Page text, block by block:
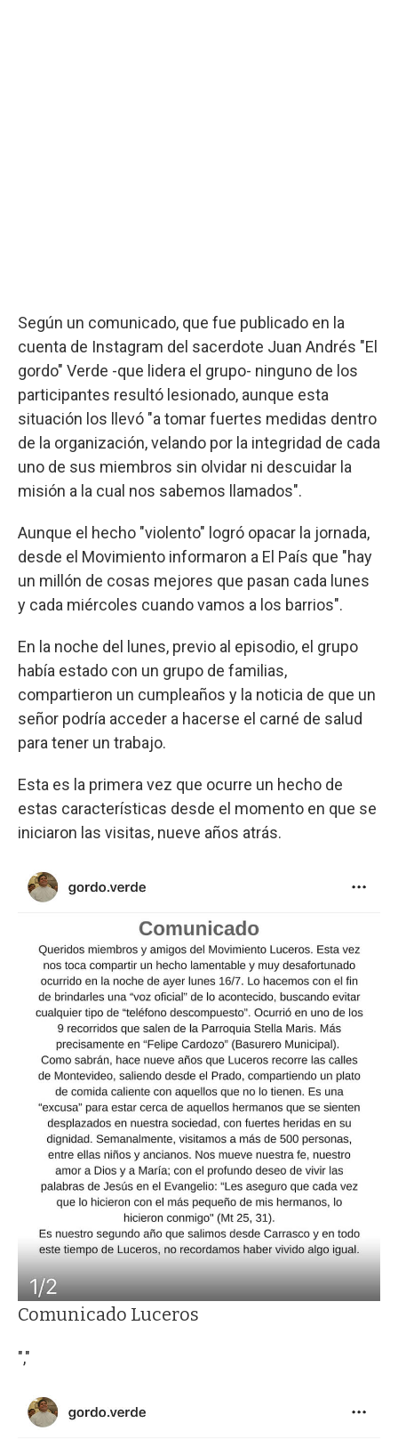
Según un comunicado, que fue publicado en la
cuenta de Instagram del sacerdote Juan Andrés "El
gordo" Verde -que lidera el grupo- ninguno de los
participantes resultó lesionado, aunque esta
situación los llevó "a tomar fuertes medidas dentro
de la organización, velando por la integridad de cada
uno de sus miembros sin olvidar ni descuidar la
misión a la cual nos sabemos llamados".
Aunque el hecho "violento" logró opacar la jornada,
desde el Movimiento informaron a El País que "hay
un millón de cosas mejores que pasan cada lunes
y cada miércoles cuando vamos a los barrios".
En la noche del lunes, previo al episodio, el grupo
había estado con un grupo de familias,
compartieron un cumpleaños y la noticia de que un
señor podría acceder a hacerse el carné de salud
para tener un trabajo.
Esta es la primera vez que ocurre un hecho de
estas características desde el momento en que se
iniciaron las visitas, nueve años atrás.
Comunicado Luceros
","